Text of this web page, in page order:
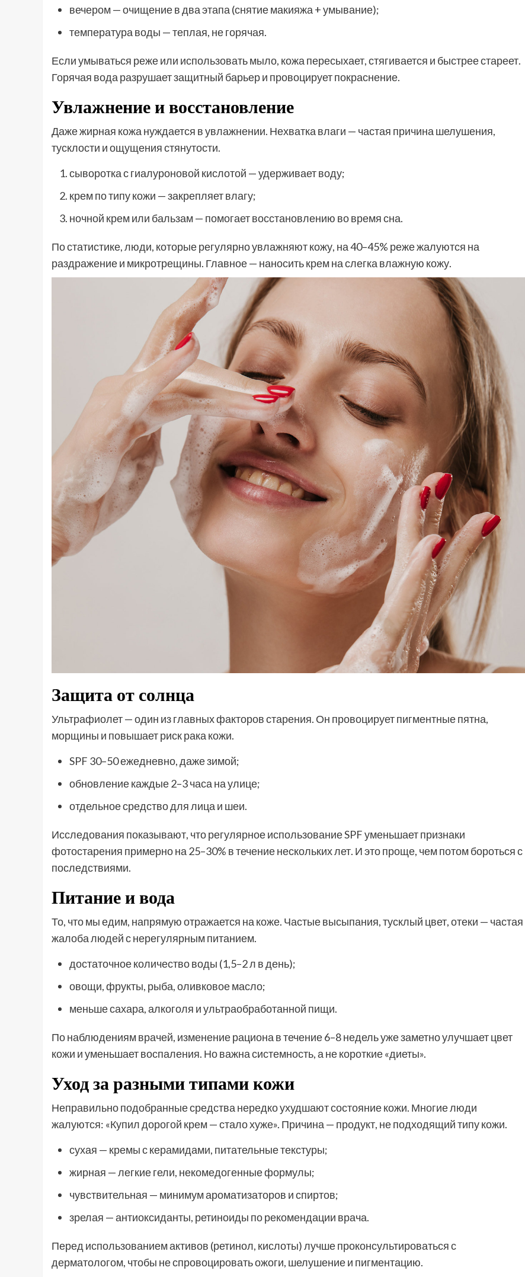
вечером — очищение в два этапа (снятие макияжа + умывание);
температура воды — теплая, не горячая.
Если умываться реже или использовать мыло, кожа пересыхает, стягивается и быстрее стареет.
Горячая вода разрушает защитный барьер и провоцирует покраснение.
Увлажнение и восстановление
Даже жирная кожа нуждается в увлажнении. Нехватка влаги — частая причина шелушения,
тусклости и ощущения стянутости.
сыворотка с гиалуроновой кислотой — удерживает воду;
крем по типу кожи — закрепляет влагу;
ночной крем или бальзам — помогает восстановлению во время сна.
По статистике, люди, которые регулярно увлажняют кожу, на 40–45% реже жалуются на
раздражение и микротрещины. Главное — наносить крем на слегка влажную кожу.
Защита от солнца
Ультрафиолет — один из главных факторов старения. Он провоцирует пигментные пятна,
морщины и повышает риск рака кожи.
SPF 30–50 ежедневно, даже зимой;
обновление каждые 2–3 часа на улице;
отдельное средство для лица и шеи.
Исследования показывают, что регулярное использование SPF уменьшает признаки
фотостарения примерно на 25–30% в течение нескольких лет. И это проще, чем потом бороться с
последствиями.
Питание и вода
То, что мы едим, напрямую отражается на коже. Частые высыпания, тусклый цвет, отеки — частая
жалоба людей с нерегулярным питанием.
достаточное количество воды (1,5–2 л в день);
овощи, фрукты, рыба, оливковое масло;
меньше сахара, алкоголя и ультраобработанной пищи.
По наблюдениям врачей, изменение рациона в течение 6–8 недель уже заметно улучшает цвет
кожи и уменьшает воспаления. Но важна системность, а не короткие «диеты».
Уход за разными типами кожи
Неправильно подобранные средства нередко ухудшают состояние кожи. Многие люди
жалуются: «Купил дорогой крем — стало хуже». Причина — продукт, не подходящий типу кожи.
сухая — кремы с керамидами, питательные текстуры;
жирная — легкие гели, некомедогенные формулы;
чувствительная — минимум ароматизаторов и спиртов;
зрелая — антиоксиданты, ретиноиды по рекомендации врача.
Перед использованием активов (ретинол, кислоты) лучше проконсультироваться с
дерматологом, чтобы не спровоцировать ожоги, шелушение и пигментацию.